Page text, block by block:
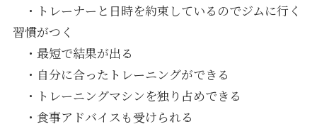
・トレーナーと日時を約束しているのでジムに行く
習慣がつく
・最短で結果が出る
・自分に合ったトレーニングができる
・トレーニングマシンを独り占めできる
・食事アドバイスも受けられる